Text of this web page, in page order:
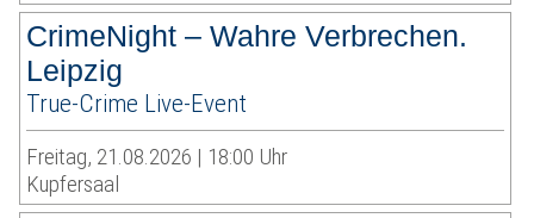
CrimeNight – Wahre Verbrechen.
Leipzig
True-Crime Live-Event
Freitag, 21.08.2026 | 18:00 Uhr
Kupfersaal